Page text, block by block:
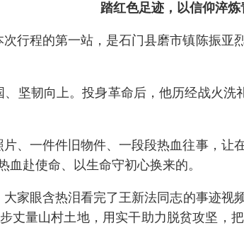
踏红色足迹，以信仰淬炼
行程的第一站，是石门县磨市镇陈振
坚韧向上。投身革命后，他历经战火
、一件件旧物件、一段段热血往事，
赴使命、以生命守初心换来的。
家眼含热泪看完了王新法同志的事迹
丈量山村土地，用实干助力脱贫攻坚，